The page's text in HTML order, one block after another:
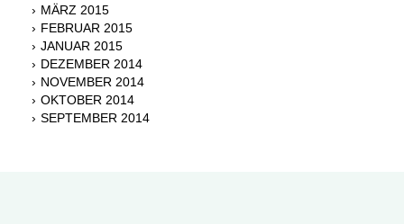
MÄRZ 2015
FEBRUAR 2015
JANUAR 2015
DEZEMBER 2014
NOVEMBER 2014
OKTOBER 2014
SEPTEMBER 2014